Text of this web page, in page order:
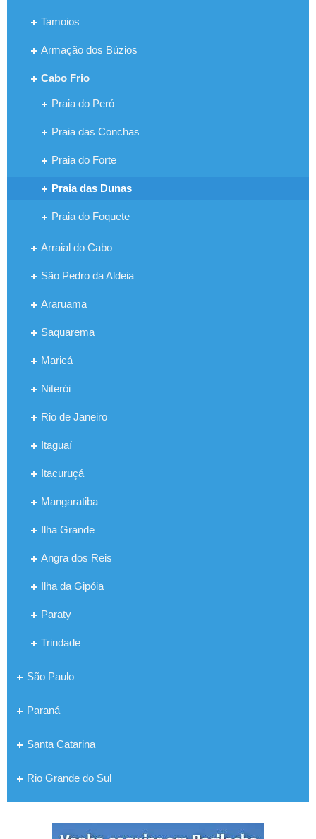
Tamoios
Armação dos Búzios
Cabo Frio
Praia do Peró
Praia das Conchas
Praia do Forte
Praia das Dunas
Praia do Foquete
Arraial do Cabo
São Pedro da Aldeia
Araruama
Saquarema
Maricá
Niterói
Rio de Janeiro
Itaguaí
Itacuruçá
Mangaratiba
Ilha Grande
Angra dos Reis
Ilha da Gipóia
Paraty
Trindade
São Paulo
Paraná
Santa Catarina
Rio Grande do Sul